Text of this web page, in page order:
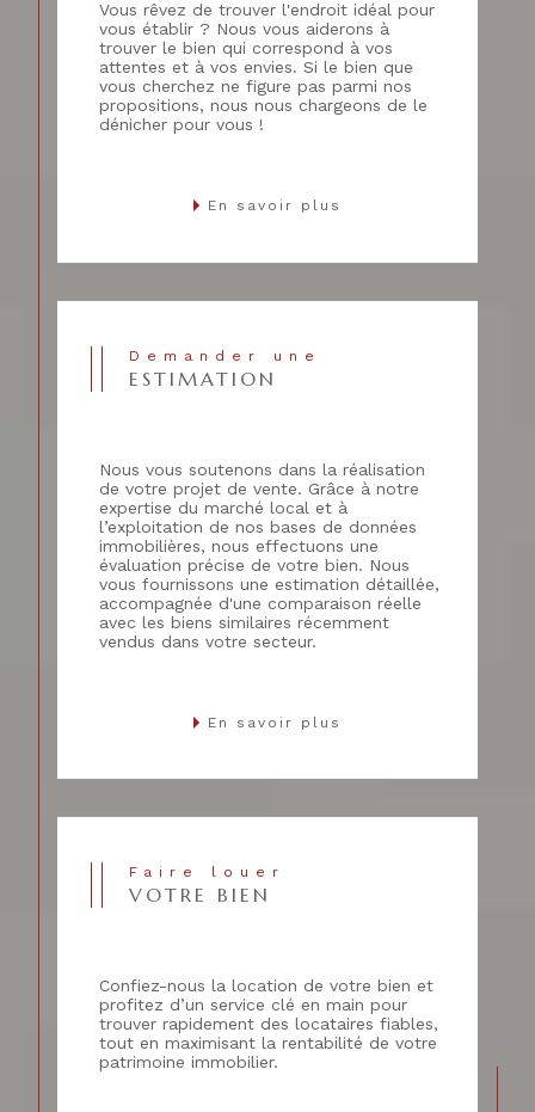
Vous rêvez de trouver l'endroit idéal pour
vous établir ? Nous vous aiderons à
trouver le bien qui correspond à vos
attentes et à vos envies. Si le bien que
vous cherchez ne figure pas parmi nos
propositions, nous nous chargeons de le
dénicher pour vous !
En savoir plus
Demander une
ESTIMATION
Nous vous soutenons dans la réalisation
de votre projet de vente. Grâce à notre
expertise du marché local et à
l’exploitation de nos bases de données
immobilières, nous effectuons une
évaluation précise de votre bien. Nous
vous fournissons une estimation détaillée,
accompagnée d'une comparaison réelle
avec les biens similaires récemment
vendus dans votre secteur.
En savoir plus
Faire louer
VOTRE BIEN
Confiez-nous la location de votre bien et
profitez d’un service clé en main pour
trouver rapidement des locataires fiables,
tout en maximisant la rentabilité de votre
patrimoine immobilier.